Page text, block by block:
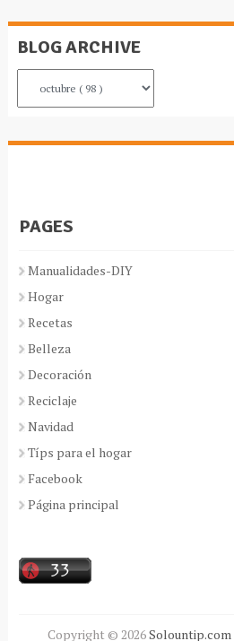
BLOG ARCHIVE
PAGES
Manualidades-DIY
Hogar
Recetas
Belleza
Decoración
Reciclaje
Navidad
Típs para el hogar
Facebook
Página principal
Copyright ©2026Solountip.com